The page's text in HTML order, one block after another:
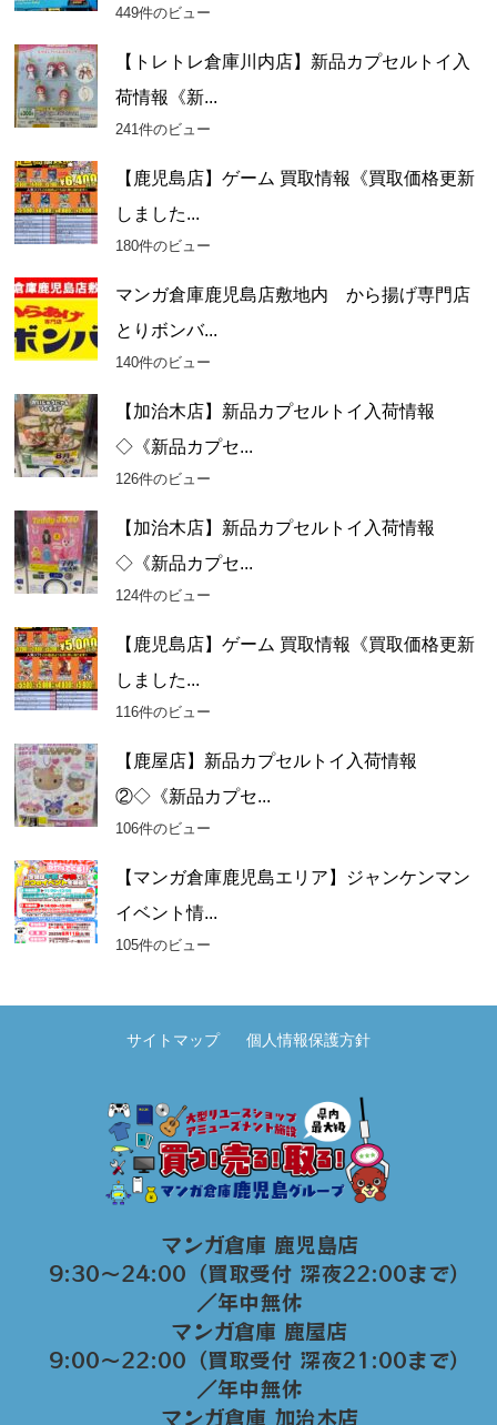
449件のビュー
【トレトレ倉庫川内店】新品カプセルトイ入
荷情報《新...
241件のビュー
【鹿児島店】ゲーム 買取情報《買取価格更新
しました...
180件のビュー
マンガ倉庫鹿児島店敷地内 から揚げ専門店
とりボンバ...
140件のビュー
【加治木店】新品カプセルトイ入荷情報
◇《新品カプセ...
126件のビュー
【加治木店】新品カプセルトイ入荷情報
◇《新品カプセ...
124件のビュー
【鹿児島店】ゲーム 買取情報《買取価格更新
しました...
116件のビュー
【鹿屋店】新品カプセルトイ入荷情報
②◇《新品カプセ...
106件のビュー
【マンガ倉庫鹿児島エリア】ジャンケンマン
イベント情...
105件のビュー
サイトマップ 個人情報保護方針
マンガ倉庫 鹿児島店
9:30～24:00（買取受付 深夜22:00まで）
／年中無休
マンガ倉庫 鹿屋店
9:00～22:00（買取受付 深夜21:00まで）
／年中無休
マンガ倉庫 加治木店